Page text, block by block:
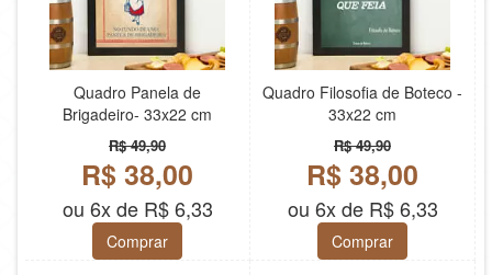
Quadro Panela de
Brigadeiro- 33x22 cm
R$ 49,90
R$ 38,00
ou 6x de R$ 6,33
Comprar
Quadro Filosofia de Boteco -
33x22 cm
R$ 49,90
R$ 38,00
ou 6x de R$ 6,33
Comprar